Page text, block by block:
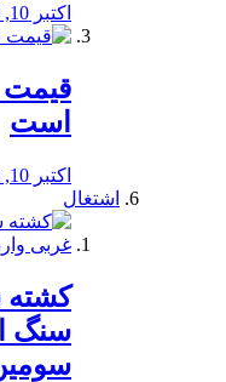
اکتبر 10, 2019
قیمت
است
اکتبر 10, 2019
اشتغال
سنگ